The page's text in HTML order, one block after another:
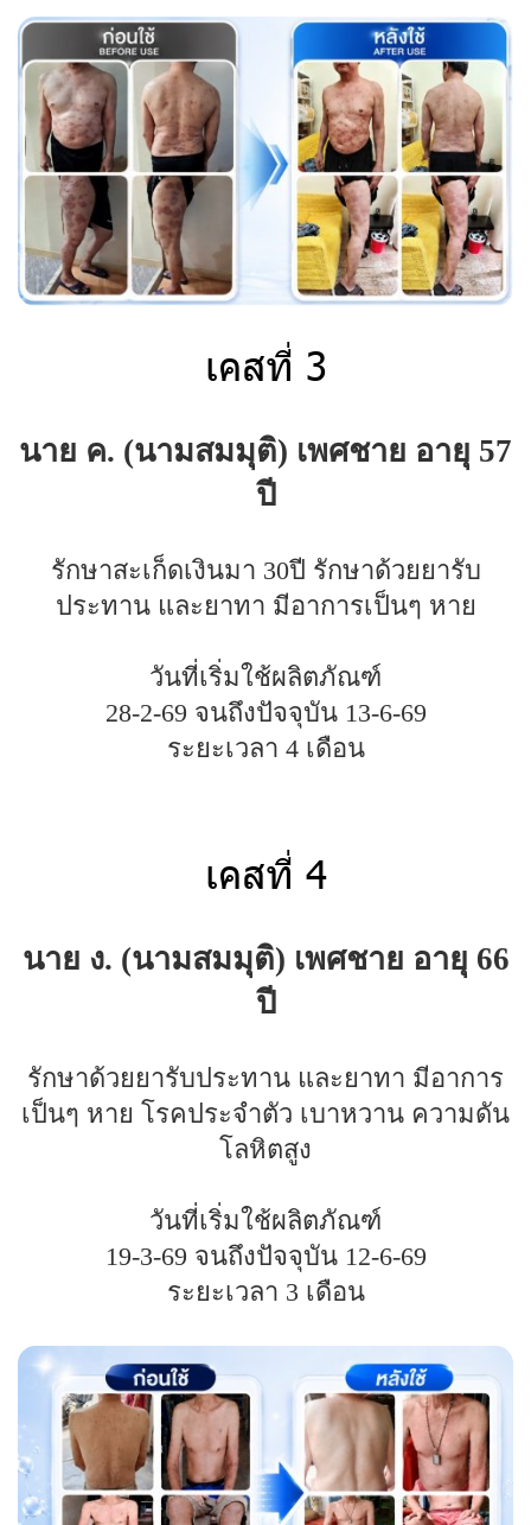
เคสที่ 3
นาย ค. (นามสมมุติ) เพศชาย อายุ 57
ปี
รักษาสะเก็ดเงินมา 30ปี รักษาด้วยยารับ
ประทาน และยาทา มีอาการเป็นๆ หาย
วันที่เริ่มใช้ผลิตภัณฑ์
28-2-69 จนถึงปัจจุบัน 13-6-69
ระยะเวลา 4 เดือน
เคสที่ 4
นาย ง. (นามสมมุติ) เพศชาย อายุ 66
ปี
รักษาด้วยยารับประทาน และยาทา มีอาการ
เป็นๆ หาย โรคประจำตัว เบาหวาน ความดัน
โลหิตสูง
วันที่เริ่มใช้ผลิตภัณฑ์
19-3-69 จนถึงปัจจุบัน 12-6-69
ระยะเวลา 3 เดือน